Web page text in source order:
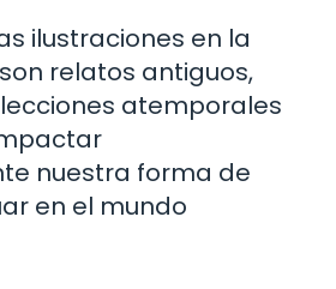
ilustraciones en la
relatos antiguos,
atemporales
nuestra forma de
en el mundo